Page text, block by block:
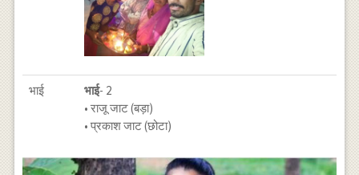
भाई भाई- 2
• राजू जाट (बड़ा)
• प्रकाश जाट (छोटा)